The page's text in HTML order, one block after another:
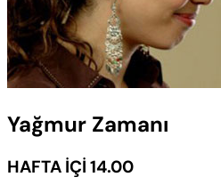
Yağmur Zamanı
HAFTA İÇİ 14.00